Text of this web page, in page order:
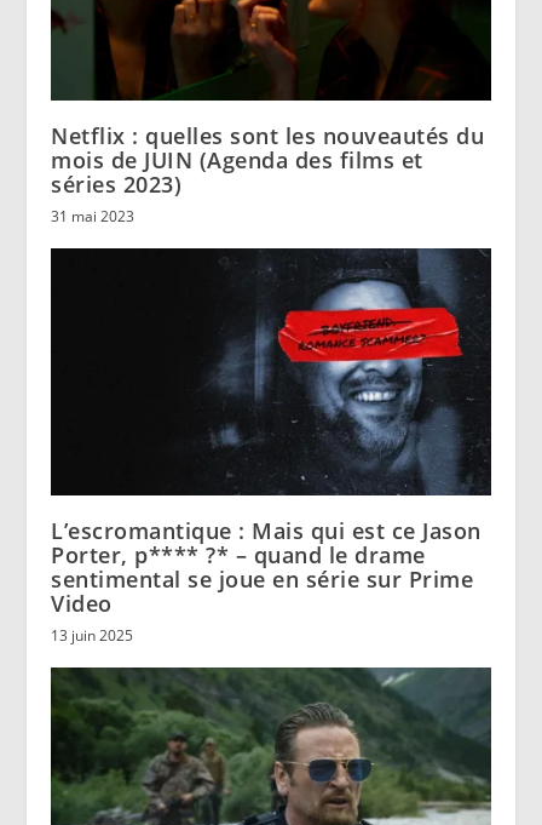
Netflix : quelles sont les nouveautés du
mois de JUIN (Agenda des films et
séries 2023)
31 mai 2023
L’escromantique : Mais qui est ce Jason
Porter, p**** ?* – quand le drame
sentimental se joue en série sur Prime
Video
13 juin 2025